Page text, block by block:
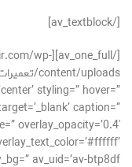
[/av_textblock]
wp-
styling=” hover=”
caption=”
overlay_opacity=’0.4′